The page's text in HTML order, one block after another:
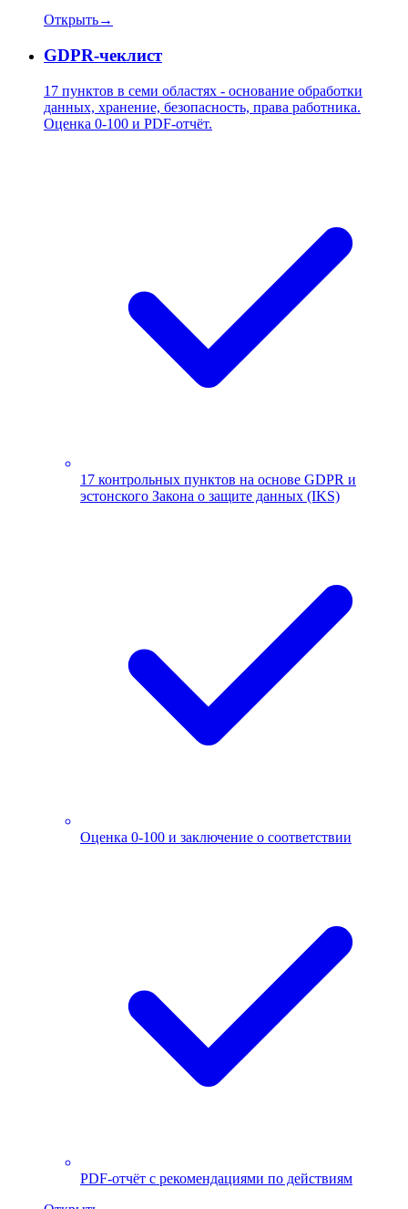
Открыть→
GDPR-чеклист
17 пунктов в семи областях - основание обработки
данных, хранение, безопасность, права работника.
Оценка 0-100 и PDF-отчёт.
17 контрольных пунктов на основе GDPR и
эстонского Закона о защите данных (IKS)
Оценка 0-100 и заключение о соответствии
PDF-отчёт с рекомендациями по действиям